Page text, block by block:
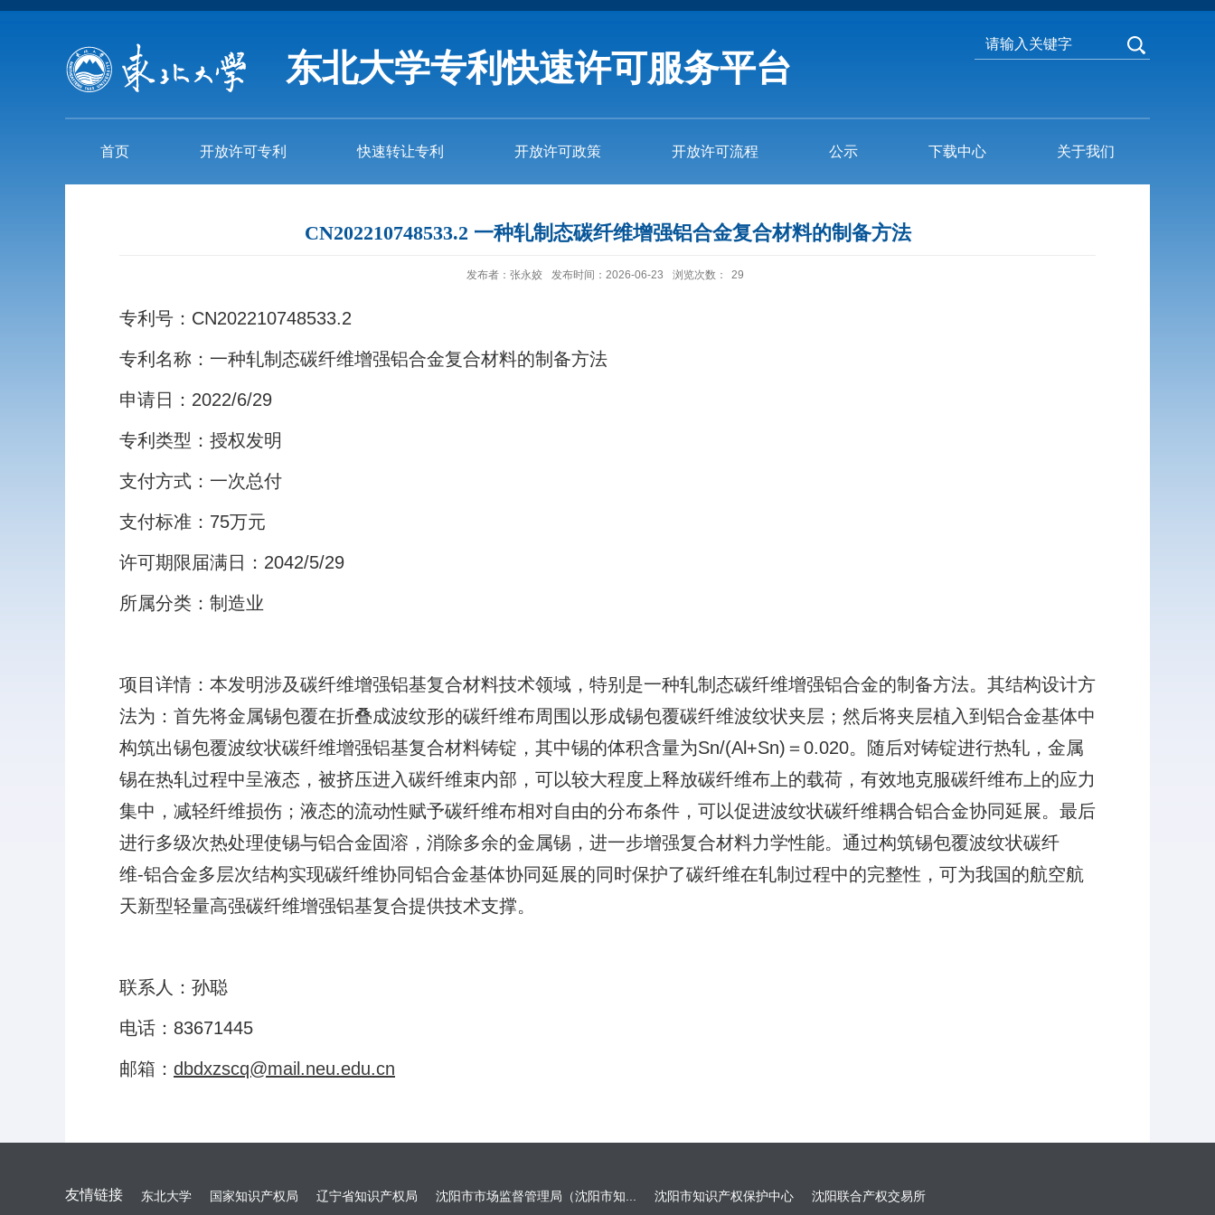
东北大学专利快速许可服务平台
首页 开放许可专利 快速转让专利 开放许可政策 开放许可流程 公示 下载中心 关于我们
CN202210748533.2 一种轧制态碳纤维增强铝合金复合材料的制备方法
发布者：张永姣 发布时间：2026-06-23 浏览次数： 29
专利号：CN202210748533.2
专利名称：一种轧制态碳纤维增强铝合金复合材料的制备方法
申请日：2022/6/29
专利类型：授权发明
支付方式：一次总付
支付标准：75万元
许可期限届满日：2042/5/29
所属分类：制造业
项目详情：本发明涉及碳纤维增强铝基复合材料技术领域，特别是一种轧制态碳纤维增强铝合金的制备方法。其结构设计方
法为：首先将金属锡包覆在折叠成波纹形的碳纤维布周围以形成锡包覆碳纤维波纹状夹层；然后将夹层植入到铝合金基体中
构筑出锡包覆波纹状碳纤维增强铝基复合材料铸锭，其中锡的体积含量为Sn/(Al+Sn)＝0.020。随后对铸锭进行热轧，金属
锡在热轧过程中呈液态，被挤压进入碳纤维束内部，可以较大程度上释放碳纤维布上的载荷，有效地克服碳纤维布上的应力
集中，减轻纤维损伤；液态的流动性赋予碳纤维布相对自由的分布条件，可以促进波纹状碳纤维耦合铝合金协同延展。最后
进行多级次热处理使锡与铝合金固溶，消除多余的金属锡，进一步增强复合材料力学性能。通过构筑锡包覆波纹状碳纤
维‑铝合金多层次结构实现碳纤维协同铝合金基体协同延展的同时保护了碳纤维在轧制过程中的完整性，可为我国的航空航
天新型轻量高强碳纤维增强铝基复合提供技术支撑。
联系人：孙聪
电话：83671445
邮箱： dbdxzscq@mail.neu.edu.cn
友情链接 东北大学 国家知识产权局 辽宁省知识产权局 沈阳市市场监督管理局（沈阳市知... 沈阳市知识产权保护中心 沈阳联合产权交易所